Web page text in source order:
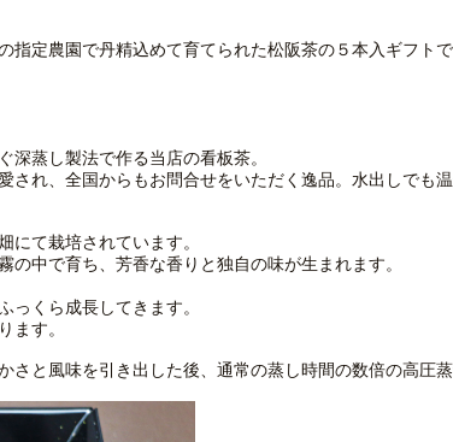
定農園で丹精込めて育てられた松阪茶の５本入ギフトで
蒸し製法で作る当店の看板茶。
され、全国からもお問合せをいただく逸品。水出しでも
にて栽培されています。
中で育ち、芳香な香りと独自の味が生まれます。
っくら成長してきます。
ます。
と風味を引き出した後、通常の蒸し時間の数倍の高圧蒸